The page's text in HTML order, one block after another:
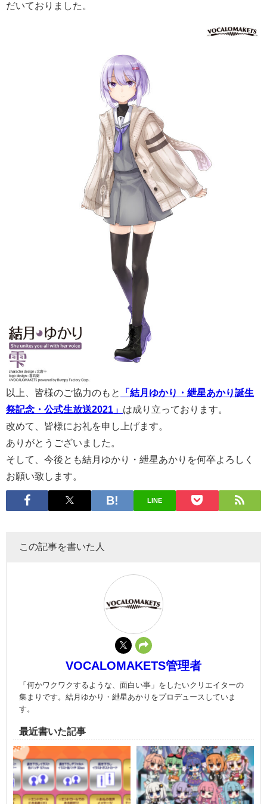
だいておりました。
以上、皆様のご協力のもと
「結月ゆかり・紲星あかり誕生
祭記念・公式生放送2021」 は成り立っております。
改めて、皆様にお礼を申し上げます。
ありがとうございました。
そして、今後とも結月ゆかり・紲星あかりを何卒よろしく
お願い致します。
LINE
この記事を書いた人
VOCALOMAKETS管理者
「何かワクワクするような、面白い事」をしたいクリエイターの
集まりです。結月ゆかり・紲星あかりをプロデュースしていま
す。
最近書いた記事